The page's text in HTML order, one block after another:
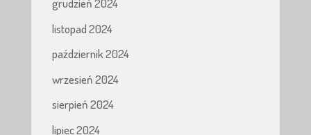
grudzień 2024
listopad 2024
październik 2024
wrzesień 2024
sierpień 2024
lipiec 2024